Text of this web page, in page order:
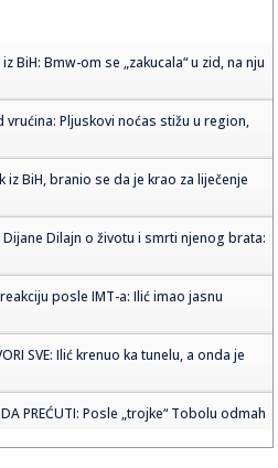
BiH: Bmw-om se „zakucala“ u zid, na nju
vrućina: Pljuskovi noćas stižu u region,
iz BiH, branio se da je krao za liječenje
Dilajn o životu i smrti njenog brata:
posle IMT-a: Ilić imao jasnu
SVE: Ilić krenuo ka tunelu, a onda je
DA PREĆUTI: Posle „trojke“ Tobolu odmah